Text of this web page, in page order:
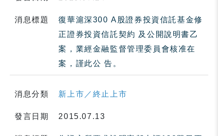
消息標題
復華滬深300 A股證券投資信託基金修
正證券投資信託契約 及公開說明書乙
案，業經金融監督管理委員會核准在
案，謹此公 告。
消息分類 新上市／終止上市
發言日期 2015.07.13